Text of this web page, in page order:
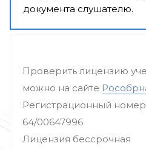
документа слушателю.
Проверить лицензию
можно на сайте
Регистрационный
64/00647996
Лицензия бессрочная